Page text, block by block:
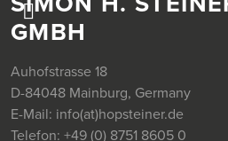
GMBH
Auhofstrasse 18
D-84048 Mainburg, Germany
E-Mail: info(at)hopsteiner.de
Telefon: +49 (0) 8751 8605 0